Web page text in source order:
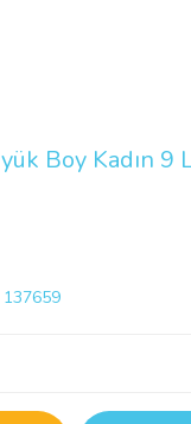
Boy Kadın 9
137659